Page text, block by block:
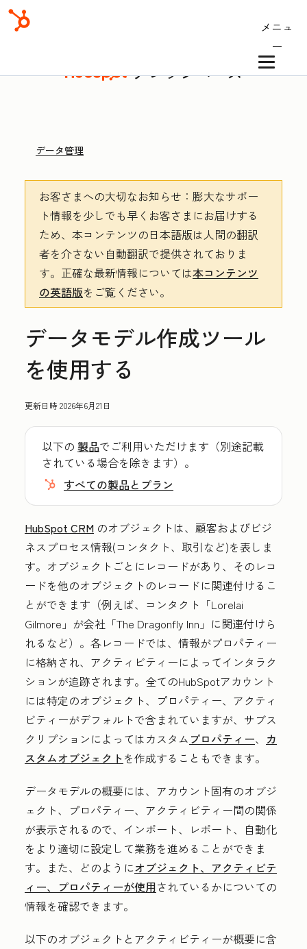
メニュ
ー
ナレッジベース
データ管理
お客さまへの大切なお知らせ ：膨大なサポー
ト情報を少しでも早くお客さまにお届けする
ため、本コンテンツの日本語版は人間の翻訳
者を介さない自動翻訳で提供されておりま
す。 正確な最新情報については本コンテンツ
の英語版をご覧ください。
データモデル作成ツール
を使用する
更新日時2026年6月21日
以下の 製品でご利用いただけます（別途記載
されている場合を除きます）。
すべての製品とプラン
HubSpot CRM のオブジェクトは、顧客およびビジ
ネスプロセス情報(コンタクト、取引など)を表しま
す。オブジェクトごとにレコードがあり、そのレコ
ードを他のオブジェクトのレコードに関連付けるこ
とができます（例えば、コンタクト「Lorelai
Gilmore」 が会社「The Dragonfly Inn」 に関連付けら
れるなど）。各レコードでは、情報がプロパティー
に格納され、アクティビティーによってインタラク
ションが追跡されます。全てのHubSpotアカウント
には特定のオブジェクト、プロパティー、アクティ
ビティーがデフォルトで含まれていますが、サブス
クリプションによってはカスタム プロパティー、 カ
スタムオブジェクトを作成することもできます。
データモデルの概要には、アカウント固有のオブジ
ェクト、プロパティー、アクティビティー間の関係
が表示されるので、インポート、レポート、自動化
をより適切に設定して業務を進めることができま
す。また、どのようにオブジェクト、アクティビテ
ィー、プロパティーが使用されているかについての
情報を確認できます。
以下のオブジェクトとアクティビティーが概要に含